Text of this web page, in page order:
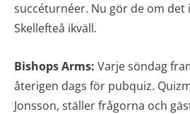
succéturnéer. Nu gör de om det
Skellefteå ikväll.
Bishops Arms: Varje söndag
återigen dags för pubquiz.
Jonsson, ställer frågorna och